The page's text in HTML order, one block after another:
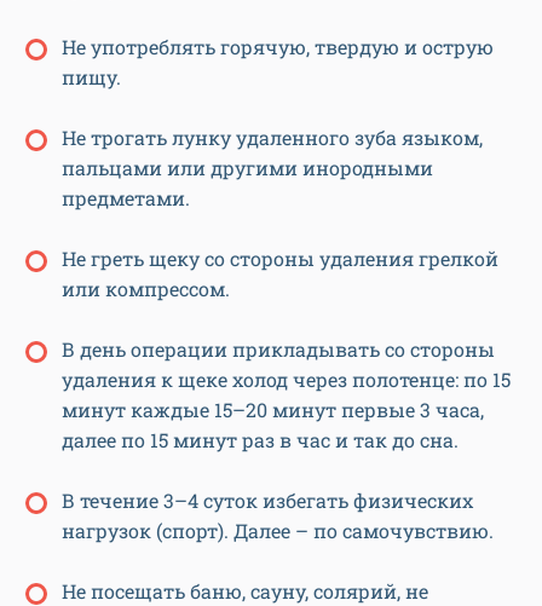
Не употреблять горячую, твердую и острую
пищу.
Не трогать лунку удаленного зуба языком,
пальцами или другими инородными
предметами.
Не греть щеку со стороны удаления грелкой
или компрессом.
В день операции прикладывать со стороны
удаления к щеке холод через полотенце: по 15
минут каждые 15–20 минут первые 3 часа,
далее по 15 минут раз в час и так до сна.
В течение 3–4 суток избегать физических
нагрузок (спорт). Далее – по самочувствию.
Не посещать баню, сауну, солярий, не